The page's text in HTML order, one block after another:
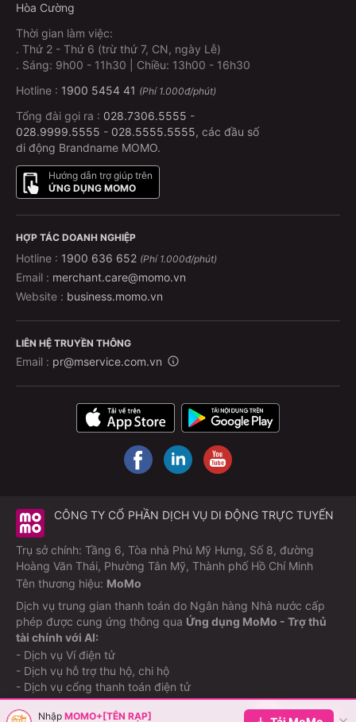
Hòa Cường
Thời gian làm việc:
. Thứ 2 - Thứ 6 (trừ thứ 7, CN, ngày Lễ)
. Sáng: 9h00 - 11h30 | Chiều: 13h00 - 16h30
Hotline : 1900 5454 41 (Phí 1.000đ/phút)
Tổng đài gọi ra : 028.7306.5555 -
028.9999.5555 - 028.5555.5555, các đầu số
di động Brandname MOMO.
Hướng dẫn trợ giúp trên
ỨNG DỤNG MOMO
HỢP TÁC DOANH NGHIỆP
Hotline : 1900 636 652 (Phí 1.000đ/phút)
Email : merchant.care@momo.vn
Website : business.momo.vn
LIÊN HỆ TRUYỀN THÔNG
Email : pr@mservice.com.vn
CÔNG TY CỔ PHẦN DỊCH VỤ DI ĐỘNG TRỰC TUYẾN
Trụ sở chính: Tầng 6, Tòa nhà Phú Mỹ Hưng, Số 8, đường
Hoàng Văn Thái, Phường Tân Mỹ, Thành phố Hồ Chí Minh
Tên thương hiệu: MoMo
Dịch vụ trung gian thanh toán do Ngân hàng Nhà nước cấp
phép được cung ứng thông qua Ứng dụng MoMo - Trợ thủ
tài chính với AI:
- Dịch vụ Ví điện tử
- Dịch vụ hỗ trợ thu hộ, chi hộ
- Dịch vụ cổng thanh toán điện tử
©Copyright M_Service2026
Nhập MOMO+[TÊN RẠP]